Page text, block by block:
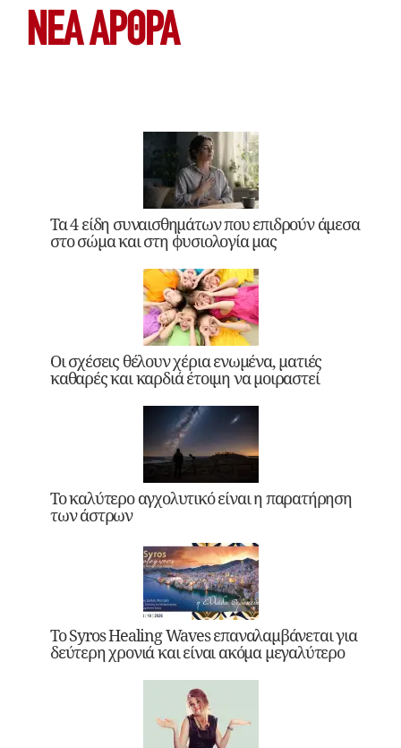
ΝΕΑ ΆΡΘΡΑ
Τα 4 είδη συναισθημάτων που επιδρούν άμεσα
στο σώμα και στη φυσιολογία μας
Οι σχέσεις θέλουν χέρια ενωμένα, ματιές
καθαρές και καρδιά έτοιμη να μοιραστεί
Το καλύτερο αγχολυτικό είναι η παρατήρηση
των άστρων
Το Syros Healing Waves επαναλαμβάνεται για
δεύτερη χρονιά και είναι ακόμα μεγαλύτερο